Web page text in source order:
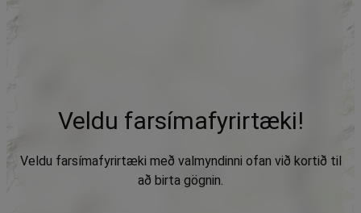
Veldu farsímafyrirtæki!
Veldu farsímafyrirtæki með valmyndinni ofan við kortið til
að birta gögnin.